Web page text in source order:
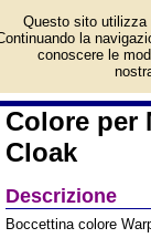
Prodotto da The Army
Colore per
Cloak
Descrizione
Boccettina colore
Questo sito utilizza
la
conoscere le